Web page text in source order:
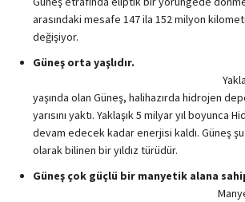
arasındaki mesafe 147 ila 152 milyon
değişiyor.
Güneş orta
yaşında olan Güneş, halihazırda hidrojen
yarısını yaktı. Yaklaşık 5 milyar yıl boyunca
devam edecek kadar enerjisi kaldı. Güneş şu
olarak bilinen bir yıldız türüdür.
Güneş çok güçlü bir manyetik